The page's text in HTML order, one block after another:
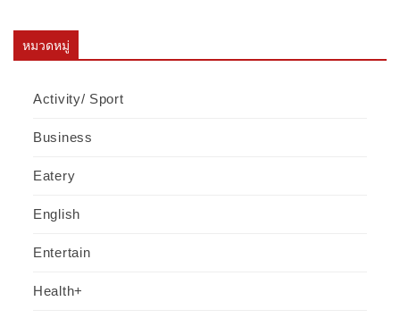
หมวดหมู่
Activity/ Sport
Business
Eatery
English
Entertain
Health+